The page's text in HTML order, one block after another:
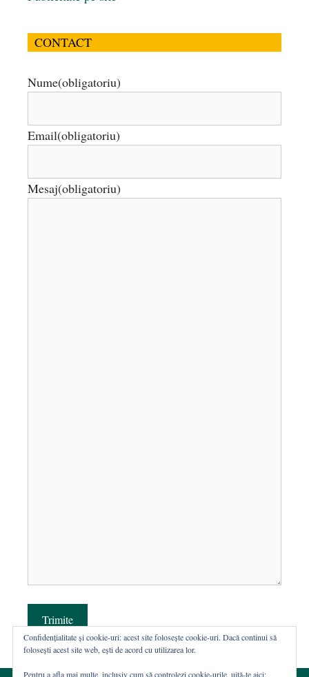
CONTACT
Nume(obligatoriu)
Email(obligatoriu)
Mesaj(obligatoriu)
Trimite
Confidențialitate și cookie-uri: acest site folosește cookie-uri. Dacă continui să
folosești acest site web, ești de acord cu utilizarea lor.
Pentru a afla mai multe, inclusiv cum să controlezi cookie-urile, uită-te aici: